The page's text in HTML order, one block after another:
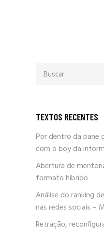
por:
TEXTOS RECENTES
Por dentro da pane
com o boy da
Abertura de
formato híbrido
Análise do ranking
nas redes sociais –
Retração,